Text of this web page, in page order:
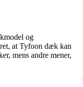
og
at Tyfoon dæk kan
mens andre mener,